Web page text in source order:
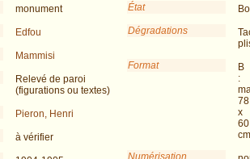
monument
Edfou
Mammisi
Relevé de paroi
(figurations ou textes)
Pieron, Henri
à vérifier
État
Dégradations
Format
B
:
78
x
60
cm
Numérisation